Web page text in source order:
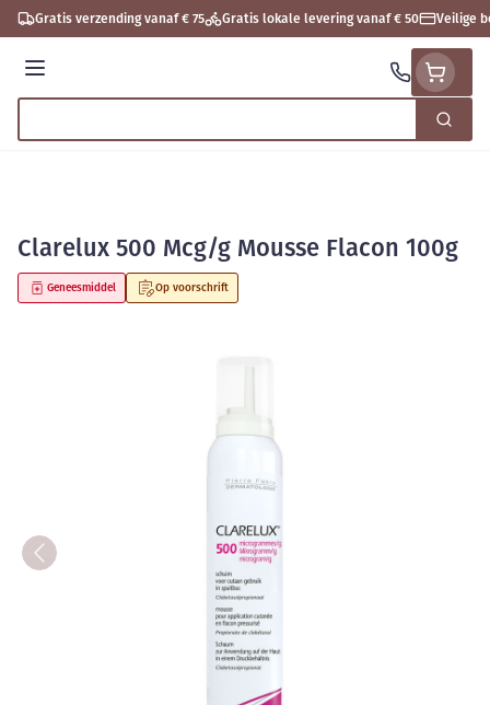
Ga naar de inhoud
Gratis verzending vanaf € 75 Gratis lokale levering vanaf € 50 Veilige
Menu
Zoek
Clarelux 500 Mcg/g Mousse Flacon 100g
Op voorschrift
Geneesmiddel